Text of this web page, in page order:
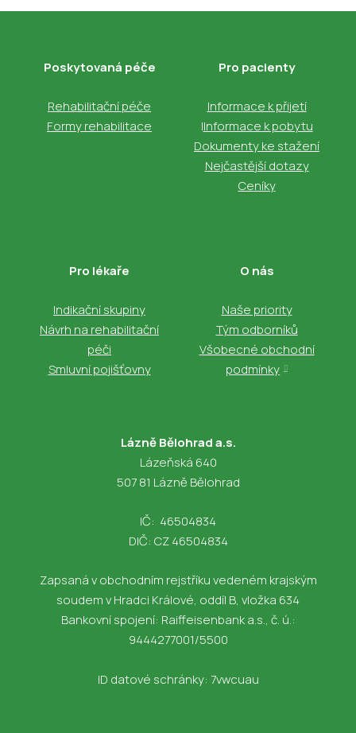
Poskytovaná péče
Rehabilitační péče
Formy rehabilitace
Pro pacienty
Informace k přijetí
IInformace k pobytu
Dokumenty ke stažení
Nejčastější dotazy
Ceníky
Pro lékaře
Indikační skupiny
Návrh na rehabilitační
péči
Smluvní pojišťovny
O nás
Naše priority
Tým odborníků
Všobecné obchodní
podmínky
Lázně Bělohrad a.s.
Lázeňská 640
507 81 Lázně Bělohrad
IČ: 46504834
DIČ: CZ 46504834
Zapsaná v obchodním rejstříku vedeném krajským
soudem v Hradci Králové, oddíl B, vložka 634
Bankovní spojení: Raiffeisenbank a.s., č. ú.:
9444277001/5500
ID datové schránky: 7vwcuau